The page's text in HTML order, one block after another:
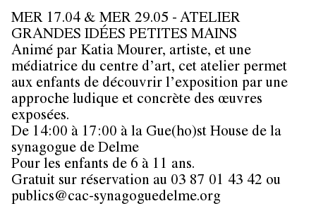
MER 17.04 & MER 29.05 - ATELIER
GRANDES IDÉES PETITES MAINS
Animé par Katia Mourer, artiste, et une
médiatrice du centre d’art, cet atelier permet
aux enfants de découvrir l’exposition par une
approche ludique et concrète des œuvres
exposées.
De 14:00 à 17:00 à la Gue(ho)st House de la
synagogue de Delme
Pour les enfants de 6 à 11 ans.
Gratuit sur réservation au 03 87 01 43 42 ou
publics@cac-synagoguedelme.org